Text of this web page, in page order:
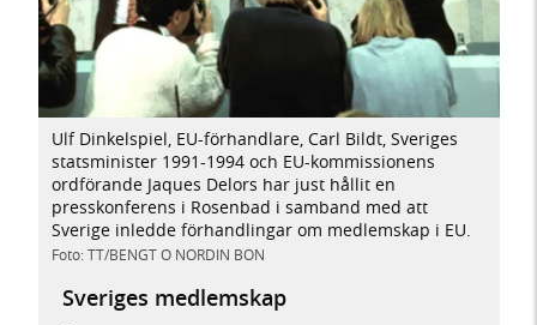
Ulf Dinkelspiel, EU-förhandlare, Carl Bildt, Sveriges
statsminister 1991-1994 och EU-kommissionens
ordförande Jaques Delors har just hållit en
presskonferens i Rosenbad i samband med att
Sverige inledde förhandlingar om medlemskap i EU.
Foto: TT/BENGT O NORDIN BON
Sveriges medlemskap